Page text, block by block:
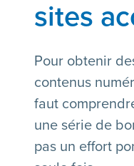
sites
Pour obtenir
contenus
faut
une série de
pas un effort